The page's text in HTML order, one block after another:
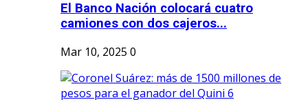
El Banco Nación colocará cuatro
camiones con dos cajeros...
Mar 10, 2025 0